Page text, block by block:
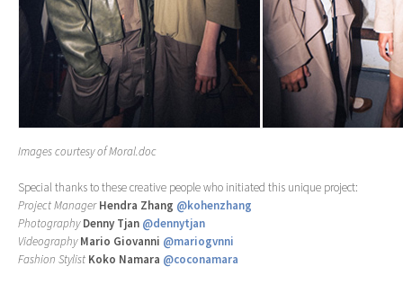
Images courtesy of Moral.doc
Special thanks to these creative people who initiated this unique project:
Project ManagerHendra Zhang @kohenzhang
PhotographyDenny Tjan @dennytjan
Videography Mario Giovanni @mariogvnni
Fashion Stylist Koko Namara @coconamara